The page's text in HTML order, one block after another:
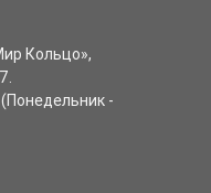
Кольцо»,
(Понедельник -